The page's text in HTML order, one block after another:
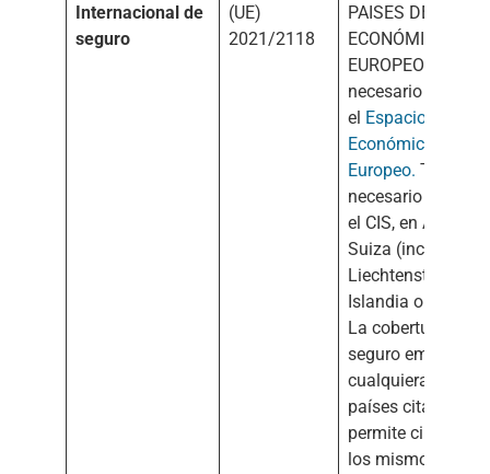
Internacional de
seguro
(UE)
2021/2118
PAISES DEL
ECONÓMICO
EUROPEO: No es
necesario en
el Espacio
Económico
Europeo.
necesario
el CIS, en Andorra,
Suiza (incluyendo
Liechtenstein),
Islandia o
La cobertura de
seguro emitido en
cualquiera de los
países citados
permite circular
los mismos sin